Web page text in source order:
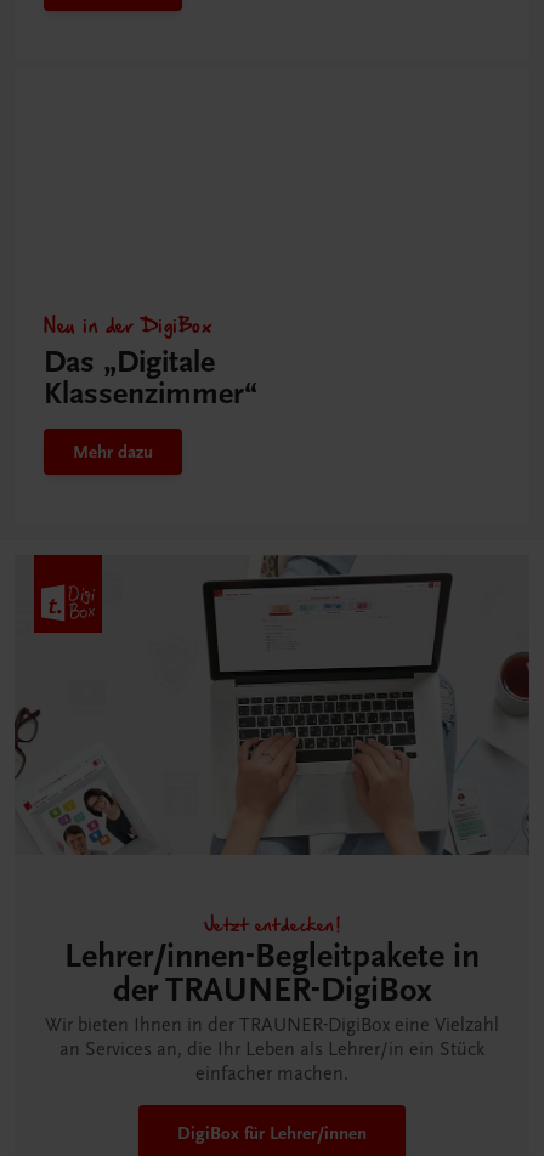
Neu in der DigiBox
Das „Digitale
Klassenzimmer“
Mehr dazu
Jetzt entdecken!
Lehrer/innen-Begleitpakete in
der TRAUNER-DigiBox
Wir bieten Ihnen in der TRAUNER-DigiBox eine Vielzahl
an Services an, die Ihr Leben als Lehrer/in ein Stück
einfacher machen.
DigiBox für Lehrer/innen